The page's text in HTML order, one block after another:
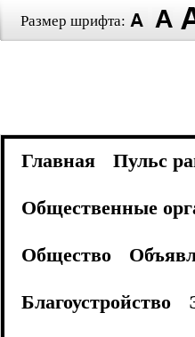
Размер шрифта:
Главная Пульс
Общественные
Общество
Благоустройство